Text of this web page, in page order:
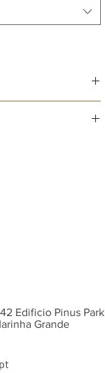
Edificio Pinus Park
Grande